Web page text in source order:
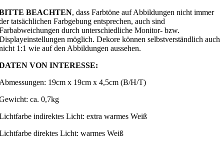
BEACHTEN, dass Farbtöne auf Abbildungen nicht immer
tatsächlichen Farbgebung entsprechen, auch sind
durch unterschiedliche Monitor- bzw.
möglich. Dekore können selbstverständlich auch
1:1 wie auf den Abbildungen aussehen.
VON INTERESSE:
19cm x 19cm x 4,5cm (B/H/T)
ca. 0,7kg
indirektes Licht: extra warmes Weiß
direktes Licht: warmes Weiß